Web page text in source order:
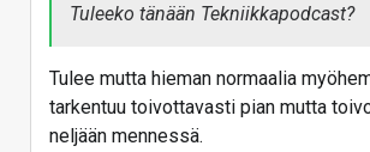
Tuleeko tänään Tekniikkapodcast?
Tulee mutta hieman normaalia
tarkentuu toivottavasti pian mutta
neljään mennessä.